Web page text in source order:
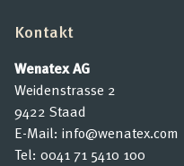
Kontakt
Wenatex AG
Weidenstrasse 2
9422 Staad
E-Mail: info@wenatex.com
Tel: 0041 71 5410 100